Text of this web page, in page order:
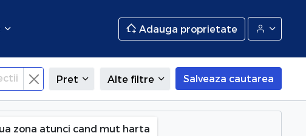
Adauga proprietate
Pret Alte filtre Salveaza cautarea
zona atunci cand mut harta